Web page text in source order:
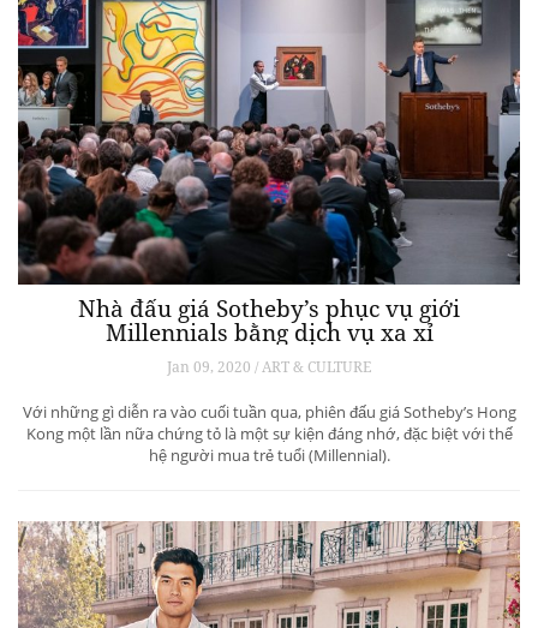
Nhà đấu giá Sotheby’s phục vụ giới
Millennials bằng dịch vụ xa xỉ
Jan 09, 2020 / ART & CULTURE
Với những gì diễn ra vào cuối tuần qua, phiên đấu giá Sotheby’s Hong
Kong một lần nữa chứng tỏ là một sự kiện đáng nhớ, đặc biệt với thế
hệ người mua trẻ tuổi (Millennial).